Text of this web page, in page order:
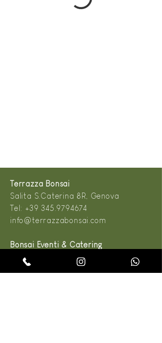
Terrazza Bonsai
Salita S.Caterina 8R, Genova
Tel: +39 345.9794674
info@terrazzabonsai.com
Bonsai Eventi & Catering
Salita S.Caterina 8R, Genova
+39 345.9794674